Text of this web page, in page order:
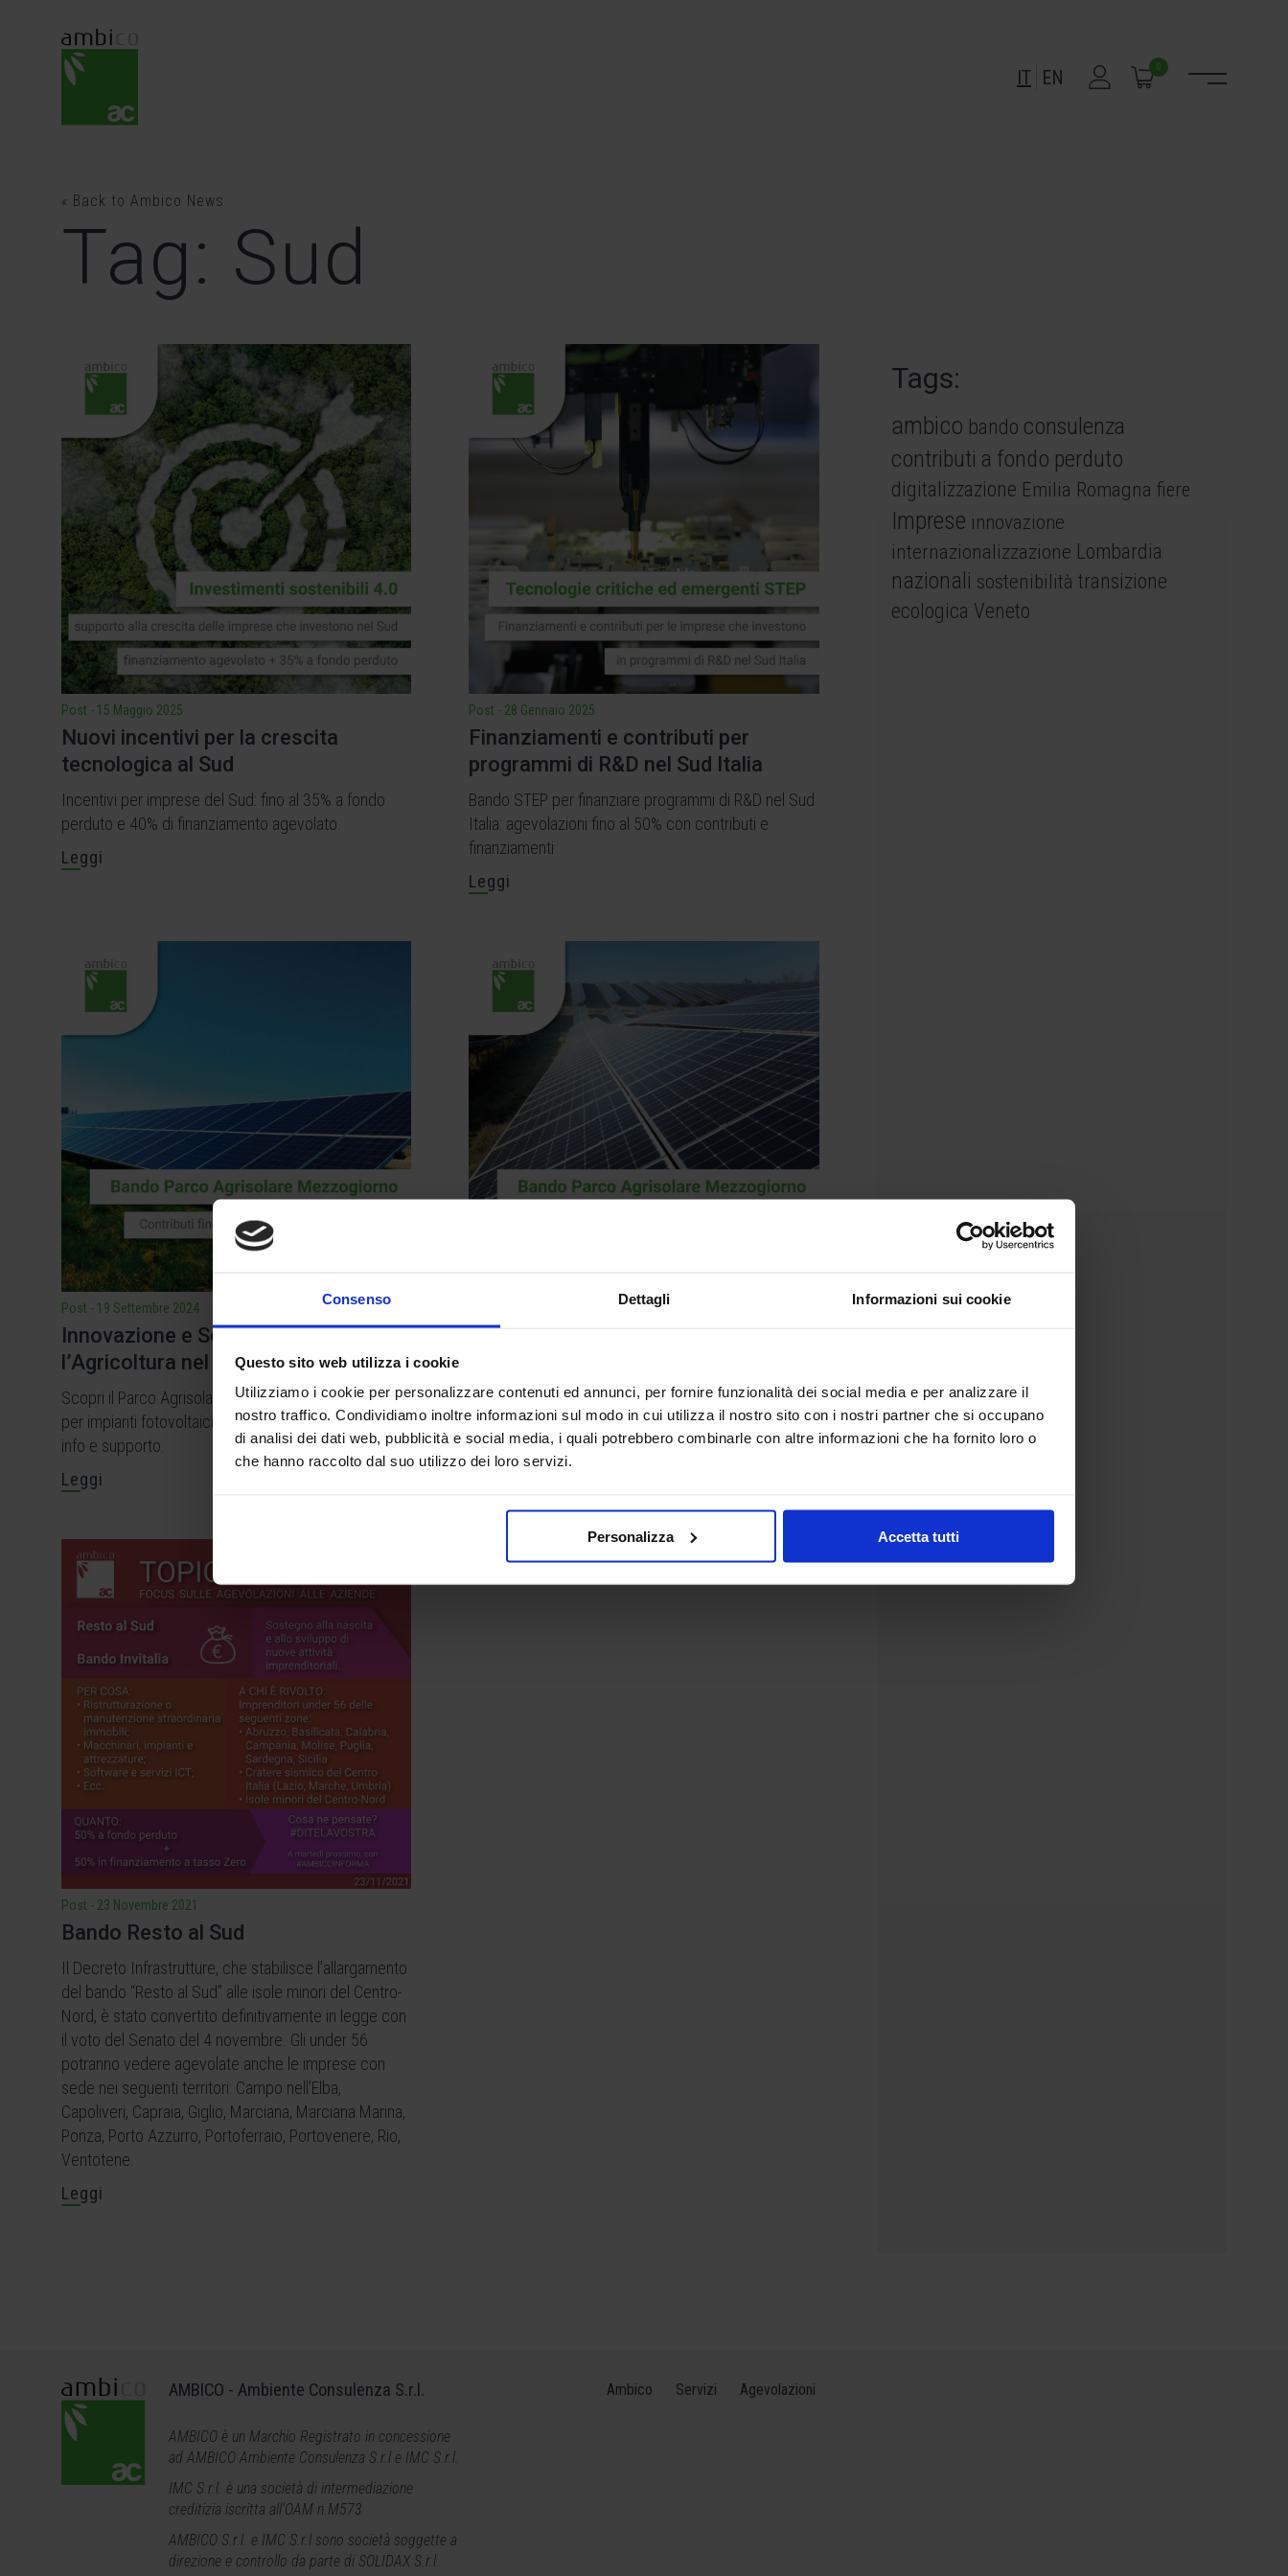
Consenso Dettagli Informazioni sui cookie
Questo sito web utilizza i cookie
Utilizziamo i cookie per personalizzare contenuti ed annunci, per fornire funzionalità dei social media e per analizzare il
nostro traffico. Condividiamo inoltre informazioni sul modo in cui utilizza il nostro sito con i nostri partner che si occupano
di analisi dei dati web, pubblicità e social media, i quali potrebbero combinarle con altre informazioni che ha fornito loro o
che hanno raccolto dal suo utilizzo dei loro servizi.
Personalizza Accetta tutti
IT EN 0
« Back to Ambico News
Tag: Sud
Post - 15 Maggio 2025
Nuovi incentivi per la crescita
tecnologica al Sud
Incentivi per imprese del Sud: fino al 35% a fondo
perduto e 40% di finanziamento agevolato.
Leggi
Post - 28 Gennaio 2025
Finanziamenti e contributi per
programmi di R&D nel Sud Italia
Bando STEP per finanziare programmi di R&D nel Sud
Italia: agevolazioni fino al 50% con contributi e
finanziamenti
Leggi
Post - 19 Settembre 2024
Innovazione e Sostenibilità per
l’Agricoltura nel Mezzogiorno!
Scopri il Parco Agrisolare con contributi fino all'80%
per impianti fotovoltaici nel Sud Italia. Contattaci per
info e supporto.
Leggi
Nuove Opportunità per l’Agricoltura
Scopri il Parco Agrisolare con contributi fino all'80%
per impianti fotovoltaici nel Sud Italia. Contattaci per
info e supporto.
Post - 23 Novembre 2021
Bando Resto al Sud
Il Decreto Infrastrutture, che stabilisce l’allargamento
del bando “Resto al Sud” alle isole minori del Centro-
Nord, è stato convertito definitivamente in legge con
il voto del Senato del 4 novembre. Gli under 56
potranno vedere agevolate anche le imprese con
sede nei seguenti territori: Campo nell'Elba,
Capoliveri, Capraia, Giglio, Marciana, Marciana Marina,
Ponza, Porto Azzurro, Portoferraio, Portovenere, Rio,
Ventotene.
Leggi
Tags:
ambico bando consulenza
contributi a fondo perduto
digitalizzazione Emilia Romagna fiere
Imprese innovazione
internazionalizzazione Lombardia
nazionali sostenibilità transizione
ecologica Veneto
AMBICO - Ambiente Consulenza S.r.l.
AMBICO è un Marchio Registrato in concessione
ad AMBICO Ambiente Consulenza S.r.l e IMC S.r.l.
IMC S.r.l. è una società di intermediazione
creditizia iscritta all'OAM n.M573
AMBICO S.r.l. e IMC S.r.l sono società soggette a
direzione e controllo da parte di SOLIDAX S.r.l.
Ambico Servizi Agevolazioni